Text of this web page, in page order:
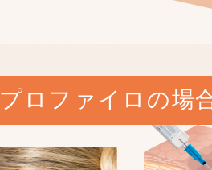
プロファイロの場